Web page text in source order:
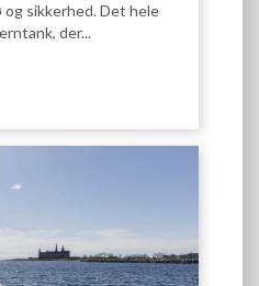
og sikkerhed. Det hele
der...